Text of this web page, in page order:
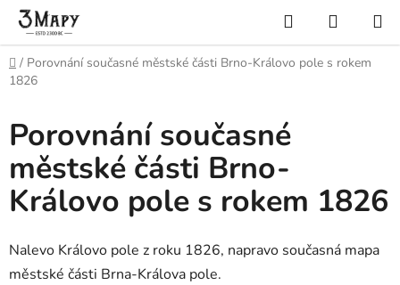
Přejít
obsah
Hledat
KOŠÍK
Domů
/ Porovnání současné městské části Brno-Královo pole s rokem
1826
Porovnání současné
městské části Brno-
Královo pole s rokem 1826
Nalevo Královo pole z roku 1826, napravo současná mapa
městské části Brna-Králova pole.